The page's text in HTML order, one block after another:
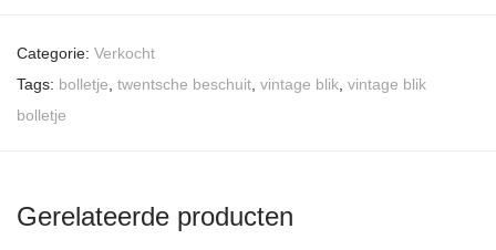
Categorie: Verkocht
Tags: bolletje twentsche beschuit vintage blik vintage blik
bolletje
Gerelateerde producten